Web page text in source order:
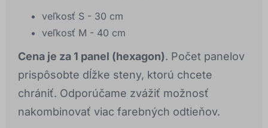
veľkosť S - 30 cm
veľkosť M - 40 cm
Cena je za 1 panel (hexagon). Počet panelov
prispôsobte dĺžke steny, ktorú chcete
chrániť. Odporúčame zvážiť možnosť
nakombinovať viac farebných odtieňov.